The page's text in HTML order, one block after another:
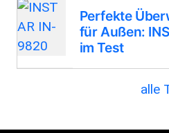
Perfekte
für Außen:
im Test
alle